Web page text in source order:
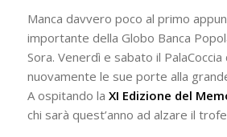
Manca davvero poco al primo
importante della Globo Banca
Sora. Venerdì e sabato il
nuovamente le sue porte alla
A ospitando la XI Edizione del
chi sarà quest’anno ad alzare il